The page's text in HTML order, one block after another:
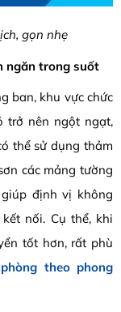
gọn nhẹ
ngăn trong suốt
ban, khu vực chức
trở nên ngột ngạt,
thể sử dụng thảm
các mảng tường
định vị không
nối. Cụ thể, khi
tốt hơn, rất phù
theo phong